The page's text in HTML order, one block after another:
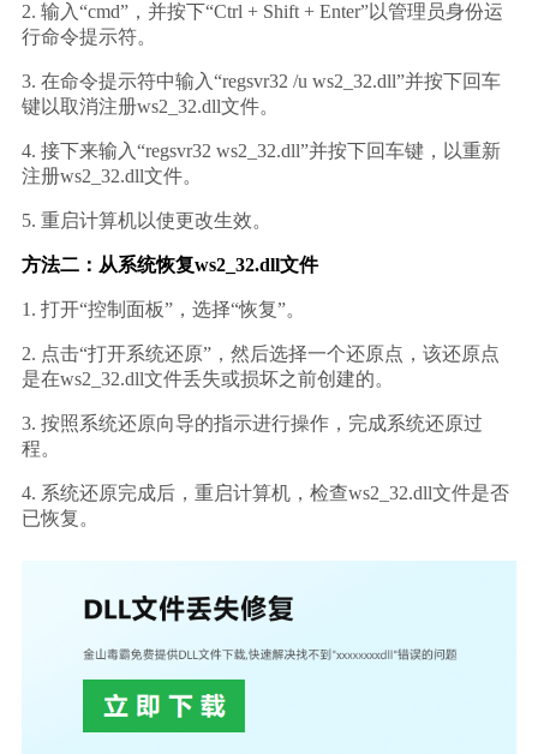
2. 输入“cmd”，并按下“Ctrl + Shift + Enter”以管理员身份运
行命令提示符。
3. 在命令提示符中输入“regsvr32 /u ws2_32.dll”并按下回车
键以取消注册ws2_32.dll文件。
4. 接下来输入“regsvr32 ws2_32.dll”并按下回车键，以重新
注册ws2_32.dll文件。
5. 重启计算机以使更改生效。
方法二：从系统恢复ws2_32.dll文件
1. 打开“控制面板”，选择“恢复”。
2. 点击“打开系统还原”，然后选择一个还原点，该还原点
是在ws2_32.dll文件丢失或损坏之前创建的。
3. 按照系统还原向导的指示进行操作，完成系统还原过
程。
4. 系统还原完成后，重启计算机，检查ws2_32.dll文件是否
已恢复。